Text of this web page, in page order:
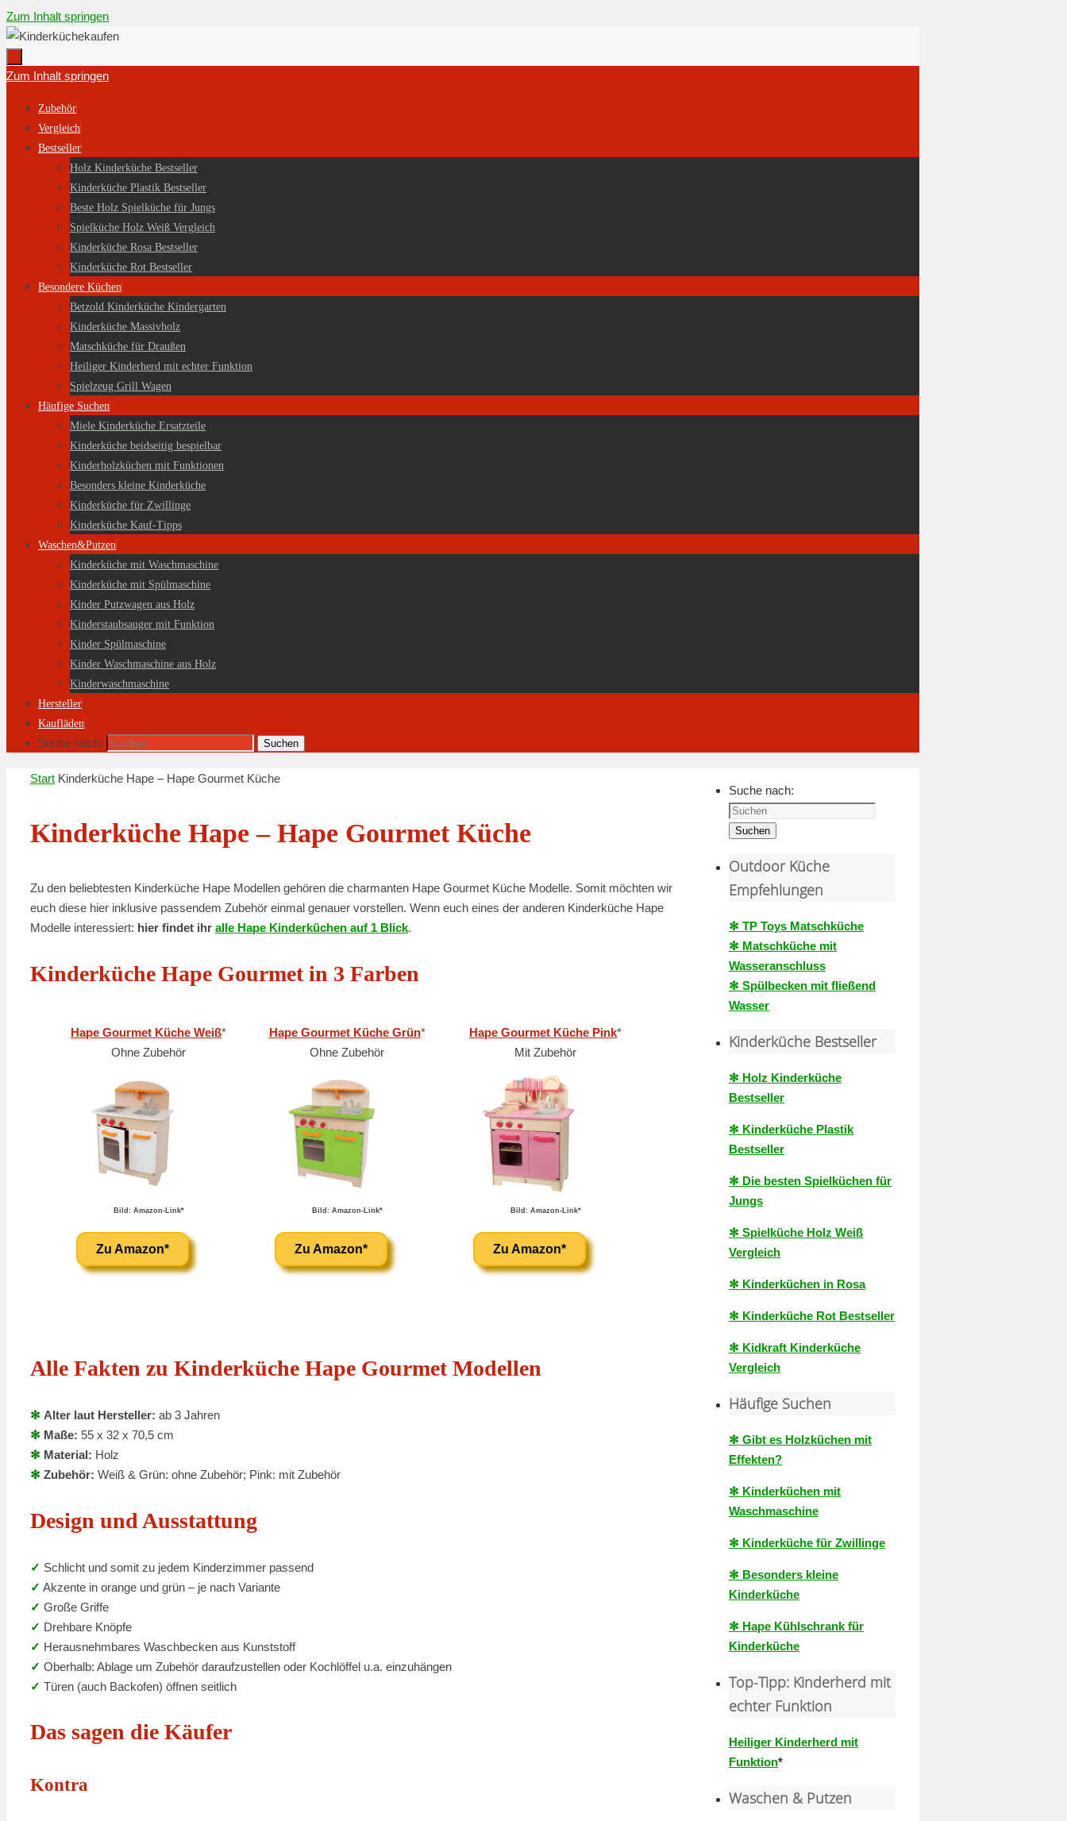
Zum Inhalt springen
Zum Inhalt springen
Zubehör
Vergleich
Bestseller
Holz Kinderküche Bestseller
Kinderküche Plastik Bestseller
Beste Holz Spielküche für Jungs
Spielküche Holz Weiß Vergleich
Kinderküche Rosa Bestseller
Kinderküche Rot Bestseller
Besondere Küchen
Betzold Kinderküche Kindergarten
Kinderküche Massivholz
Matschküche für Draußen
Heiliger Kinderherd mit echter Funktion
Spielzeug Grill Wagen
Häufige Suchen
Miele Kinderküche Ersatzteile
Kinderküche beidseitig bespielbar
Kinderholzküchen mit Funktionen
Besonders kleine Kinderküche
Kinderküche für Zwillinge
Kinderküche Kauf-Tipps
Waschen&Putzen
Kinderküche mit Waschmaschine
Kinderküche mit Spülmaschine
Kinder Putzwagen aus Holz
Kinderstaubsauger mit Funktion
Kinder Spülmaschine
Kinder Waschmaschine aus Holz
Kinderwaschmaschine
Hersteller
Kaufläden
Suche nach: Suchen
Start Kinderküche Hape – Hape Gourmet Küche
Kinderküche Hape – Hape Gourmet Küche
Zu den beliebtesten Kinderküche Hape Modellen gehören die charmanten Hape Gourmet Küche Modelle. Somit möchten wir
euch diese hier inklusive passendem Zubehör einmal genauer vorstellen. Wenn euch eines der anderen Kinderküche Hape
Modelle interessiert: hier findet ihr alle Hape Kinderküchen auf 1 Blick.
Kinderküche Hape Gourmet in 3 Farben
Hape Gourmet Küche Weiß*
Ohne Zubehör
Bild: Amazon-Link*
Zu Amazon*
Hape Gourmet Küche Grün*
Ohne Zubehör
Bild: Amazon-Link*
Zu Amazon*
Hape Gourmet Küche Pink*
Mit Zubehör
Bild: Amazon-Link*
Zu Amazon*
Alle Fakten zu Kinderküche Hape Gourmet Modellen
✻ Alter laut Hersteller: ab 3 Jahren
✻ Maße: 55 x 32 x 70,5 cm
✻ Material: Holz
✻ Zubehör: Weiß & Grün: ohne Zubehör; Pink: mit Zubehör
Design und Ausstattung
✓ Schlicht und somit zu jedem Kinderzimmer passend
✓ Akzente in orange und grün – je nach Variante
✓ Große Griffe
✓ Drehbare Knöpfe
✓ Herausnehmbares Waschbecken aus Kunststoff
✓ Oberhalb: Ablage um Zubehör daraufzustellen oder Kochlöffel u.a. einzuhängen
✓ Türen (auch Backofen) öffnen seitlich
Das sagen die Käufer
Kontra
Suche nach:
Suchen
Outdoor Küche
Empfehlungen
✻ TP Toys Matschküche
✻ Matschküche mit
Wasseranschluss
✻ Spülbecken mit fließend
Wasser
Kinderküche Bestseller
✻ Holz Kinderküche
Bestseller
✻ Kinderküche Plastik
Bestseller
✻ Die besten Spielküchen für
Jungs
✻ Spielküche Holz Weiß
Vergleich
✻ Kinderküchen in Rosa
✻ Kinderküche Rot Bestseller
✻ Kidkraft Kinderküche
Vergleich
Häufige Suchen
✻ Gibt es Holzküchen mit
Effekten?
✻ Kinderküchen mit
Waschmaschine
✻ Kinderküche für Zwillinge
✻ Besonders kleine
Kinderküche
✻ Hape Kühlschrank für
Kinderküche
Top-Tipp: Kinderherd mit
echter Funktion
Heiliger Kinderherd mit
Funktion*
Waschen & Putzen